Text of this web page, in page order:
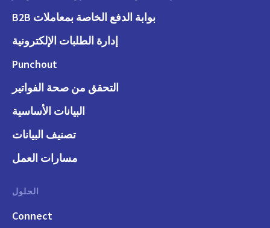
بوابة الدفع الخاصة بمعاملات B2B
إدارة الطلبات الإلكترونية
Punchout
التحقق من صحة الفواتير
البيانات الأساسية
تصنيف البيانات
مسارات العمل
الحلول
Connect